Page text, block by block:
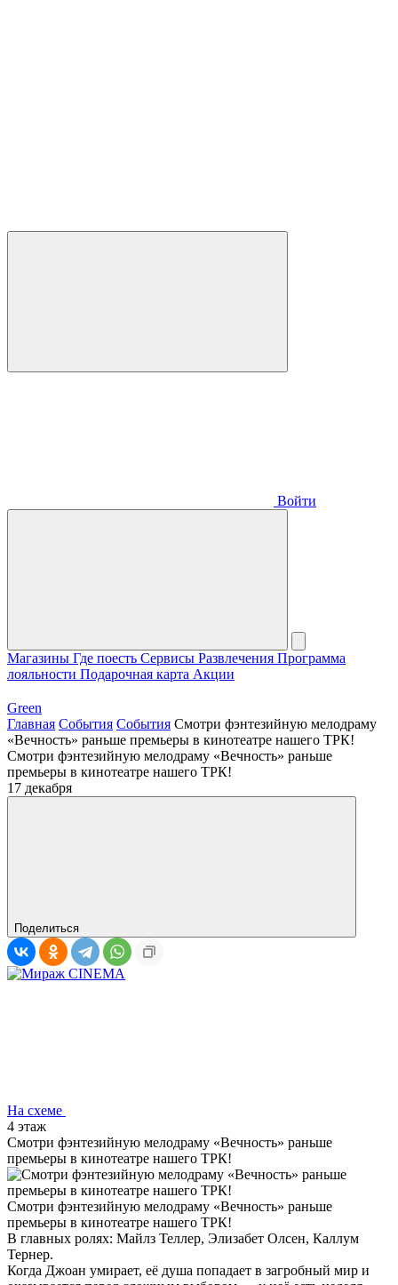
Войти
Магазины Где поесть Сервисы Развлечения Программа
лояльности Подарочная карта Акции
Green
Главная События События Смотри фэнтезийную мелодраму
«Вечность» раньше премьеры в кинотеатре нашего ТРК!
Смотри фэнтезийную мелодраму «Вечность» раньше
премьеры в кинотеатре нашего ТРК!
17 декабря
Поделиться
На схеме
4 этаж
Смотри фэнтезийную мелодраму «Вечность» раньше
премьеры в кинотеатре нашего ТРК!
Смотри фэнтезийную мелодраму «Вечность» раньше
премьеры в кинотеатре нашего ТРК!
В главных ролях: Майлз Теллер, Элизабет Олсен, Каллум
Тернер.
Когда Джоан умирает, её душа попадает в загробный мир и